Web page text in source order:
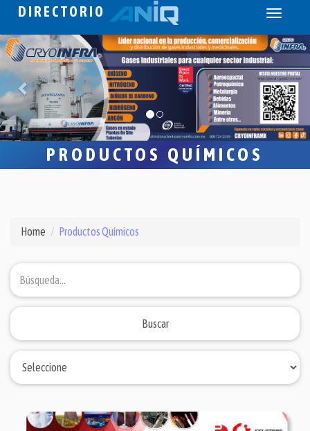
DIRECTORIO
Toggle
PRODUCTOS QUÍMICOS
Home Productos Químicos